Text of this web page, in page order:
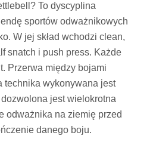
To dyscyplina
sportów odważnikowych
W jej skład wchodzi clean,
snatch i push press. Każde
Przerwa między bojami
technika wykonywana jest
jest wielokrotna
odważnika na ziemię przed
danego boju.